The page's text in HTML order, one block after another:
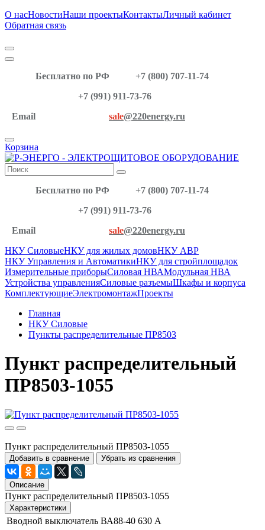
О насНовостиНаши проектыКонтактыЛичный кабинет
Обратная связь
Бесплатно по РФ
+7 (800) 707-11-74
+7 (991) 911-73-76
Email
sale@220energy.ru
Корзина
Бесплатно по РФ
+7 (800) 707-11-74
+7 (991) 911-73-76
Email
sale@220energy.ru
НКУ СиловыеНКУ для жилых домовНКУ АВР
НКУ Управления и АвтоматикиНКУ для стройплощадок
Измерительные приборыСиловая НВАМодульная НВА
Устройства управленияСиловые разъемыШкафы и корпуса
КомплектующиеЭлектромонтажПроекты
Главная
НКУ Силовые
Пункты распределительные ПР8503
Пункт распределительный
ПР8503-1055
Пункт распределительный ПР8503-1055
Добавить в сравнение Убрать из сравнения
Описание
Пункт распределительный ПР8503-1055
Характеристики
Вводной выключатель ВА88-40 630 А